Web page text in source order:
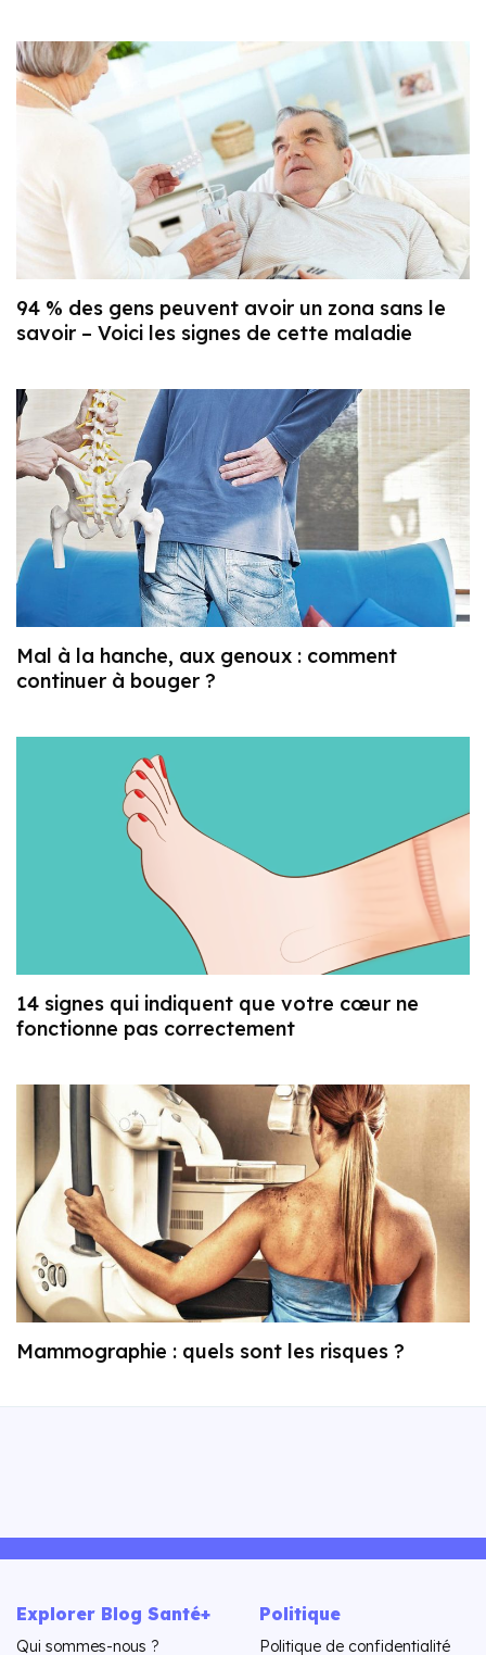
94 % des gens peuvent avoir un zona sans le
savoir – Voici les signes de cette maladie
Mal à la hanche, aux genoux : comment
continuer à bouger ?
14 signes qui indiquent que votre cœur ne
fonctionne pas correctement
Mammographie : quels sont les risques ?
Explorer Blog Santé+
Qui sommes-nous ?
Politique
Politique de confidentialité